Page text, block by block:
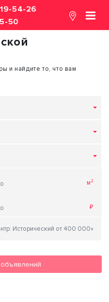
54-26
50
и найдите то, что вам
объявлений